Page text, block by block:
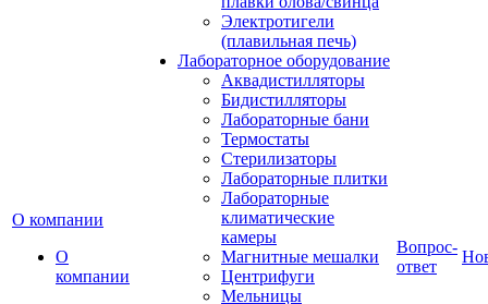
О компании
О
компании
Электротигели
(плавильная печь)
Лабораторное оборудование
Аквадистилляторы
Бидистилляторы
Лабораторные бани
Термостаты
Стерилизаторы
Лабораторные плитки
Лабораторные
климатические
камеры
Магнитные мешалки
Центрифуги
Мельницы
Вопрос-
ответ